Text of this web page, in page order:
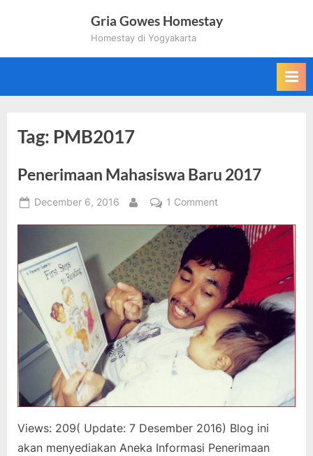
Gria Gowes Homestay
Homestay di Yogyakarta
Tag: PMB2017
Penerimaan Mahasiswa Baru 2017
Posted
December 6, 2016
By
1 Commenton
Mahasiswa
2017
Views: 209( Update: 7 Desember 2016) Blog ini
akan menyediakan Aneka Informasi Penerimaan